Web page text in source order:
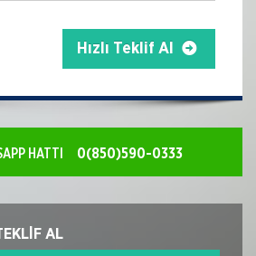
Hızlı Teklif Al
HATTI 0(850)590-0333
AL